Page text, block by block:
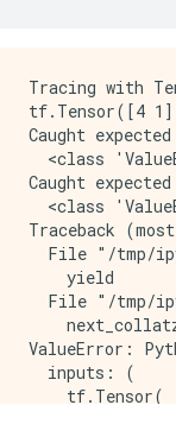
Tracing with
tf.Tensor([4
Caught
<class
Caught
<class
Traceback
File "/tmp/
    yield
File "/tmp/
ValueError:
  inputs: (
    tf.Tensor(